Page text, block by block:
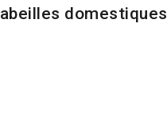
domestiques